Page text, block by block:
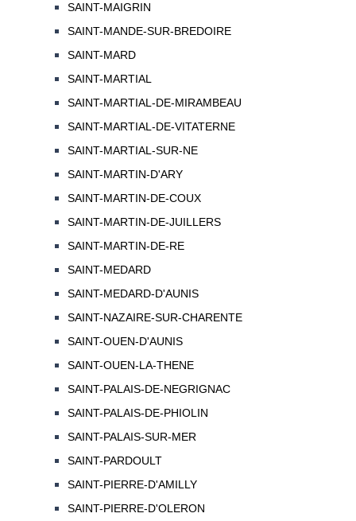
SAINT-MAIGRIN
SAINT-MANDE-SUR-BREDOIRE
SAINT-MARD
SAINT-MARTIAL
SAINT-MARTIAL-DE-MIRAMBEAU
SAINT-MARTIAL-DE-VITATERNE
SAINT-MARTIAL-SUR-NE
SAINT-MARTIN-D'ARY
SAINT-MARTIN-DE-COUX
SAINT-MARTIN-DE-JUILLERS
SAINT-MARTIN-DE-RE
SAINT-MEDARD
SAINT-MEDARD-D'AUNIS
SAINT-NAZAIRE-SUR-CHARENTE
SAINT-OUEN-D'AUNIS
SAINT-OUEN-LA-THENE
SAINT-PALAIS-DE-NEGRIGNAC
SAINT-PALAIS-DE-PHIOLIN
SAINT-PALAIS-SUR-MER
SAINT-PARDOULT
SAINT-PIERRE-D'AMILLY
SAINT-PIERRE-D'OLERON